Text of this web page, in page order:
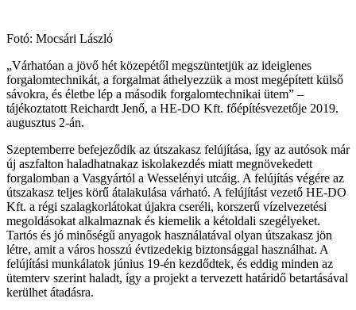
Fotó: Mocsári László
„Várhatóan a jövő hét közepétől megszüntetjük az ideiglenes
forgalomtechnikát, a forgalmat áthelyezzük a most megépített külső
sávokra, és életbe lép a második forgalomtechnikai ütem” –
tájékoztatott Reichardt Jenő, a HE-DO Kft. főépítésvezetője 2019.
augusztus 2-án.
Szeptemberre befejeződik az útszakasz felújítása, így az autósok már
új aszfalton haladhatnakaz iskolakezdés miatt megnövekedett
forgalomban a Vasgyártól a Wesselényi utcáig. A felújítás végére az
útszakasz teljes körű átalakulása várható. A felújítást vezető HE-DO
Kft. a régi szalagkorlátokat újakra cseréli, korszerű vízelvezetési
megoldásokat alkalmaznak és kiemelik a kétoldali szegélyeket.
Tartós és jó minőségű anyagok használatával olyan útszakasz jön
létre, amit a város hosszú évtizedekig biztonsággal használhat. A
felújítási munkálatok június 19-én kezdődtek, és eddig minden az
ütemterv szerint haladt, így a projekt a tervezett határidő betartásával
kerülhet átadásra.